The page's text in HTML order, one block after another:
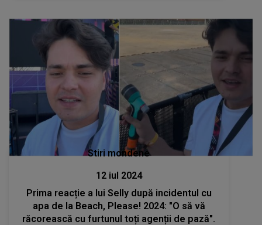
Stiri mondene
12 iul 2024
Prima reacție a lui Selly după incidentul cu
apa de la Beach, Please! 2024: "O să vă
răcorească cu furtunul toți agenții de pază".